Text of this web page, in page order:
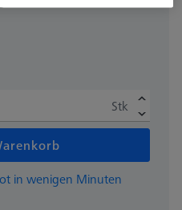
Stk
in wenigen Minuten